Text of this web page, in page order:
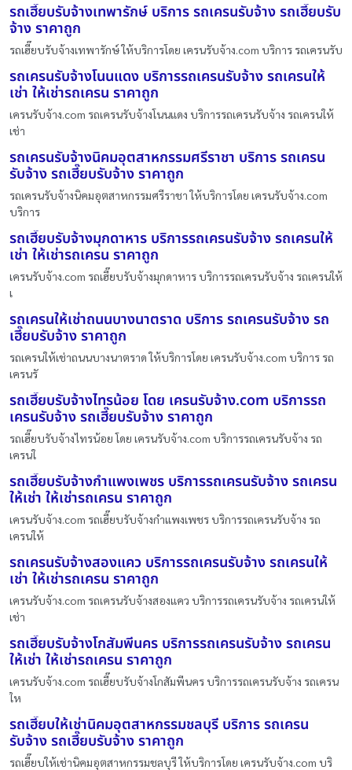
รถเฮี๊ยบรับจ้างเทพารักษ์ บริการ รถเครนรับจ้าง รถเฮี๊ยบรับ
จ้าง ราคาถูก
รถเฮี๊ยบรับจ้างเทพารักษ์ ให้บริการโดย เครนรับจ้าง.com บริการ รถเครนรับ
รถเครนรับจ้างโนนแดง บริการรถเครนรับจ้าง รถเครนให้
เช่า ให้เช่ารถเครน ราคาถูก
เครนรับจ้าง.com รถเครนรับจ้างโนนแดง บริการรถเครนรับจ้าง รถเครนให้
เช่า
รถเครนรับจ้างนิคมอุตสาหกรรมศรีราชา บริการ รถเครน
รับจ้าง รถเฮี๊ยบรับจ้าง ราคาถูก
รถเครนรับจ้างนิคมอุตสาหกรรมศรีราชา ให้บริการโดย เครนรับจ้าง.com
บริการ
รถเฮี๊ยบรับจ้างมุกดาหาร บริการรถเครนรับจ้าง รถเครนให้
เช่า ให้เช่ารถเครน ราคาถูก
เครนรับจ้าง.com รถเฮี๊ยบรับจ้างมุกดาหาร บริการรถเครนรับจ้าง รถเครนให้
เ
รถเครนให้เช่าถนนบางนาตราด บริการ รถเครนรับจ้าง รถ
เฮี๊ยบรับจ้าง ราคาถูก
รถเครนให้เช่าถนนบางนาตราด ให้บริการโดย เครนรับจ้าง.com บริการ รถ
เครนรั
รถเฮี๊ยบรับจ้างไทรน้อย โดย เครนรับจ้าง.com บริการรถ
เครนรับจ้าง รถเฮี๊ยบรับจ้าง ราคาถูก
รถเฮี๊ยบรับจ้างไทรน้อย โดย เครนรับจ้าง.com บริการรถเครนรับจ้าง รถ
เครนใ
รถเฮี๊ยบรับจ้างกำแพงเพชร บริการรถเครนรับจ้าง รถเครน
ให้เช่า ให้เช่ารถเครน ราคาถูก
เครนรับจ้าง.com รถเฮี๊ยบรับจ้างกำแพงเพชร บริการรถเครนรับจ้าง รถ
เครนให้
รถเครนรับจ้างสองแคว บริการรถเครนรับจ้าง รถเครนให้
เช่า ให้เช่ารถเครน ราคาถูก
เครนรับจ้าง.com รถเครนรับจ้างสองแคว บริการรถเครนรับจ้าง รถเครนให้
เช่า
รถเฮี๊ยบรับจ้างโกสัมพีนคร บริการรถเครนรับจ้าง รถเครน
ให้เช่า ให้เช่ารถเครน ราคาถูก
เครนรับจ้าง.com รถเฮี๊ยบรับจ้างโกสัมพีนคร บริการรถเครนรับจ้าง รถเครน
ให
รถเฮี๊ยบให้เช่านิคมอุตสาหกรรมชลบุรี บริการ รถเครน
รับจ้าง รถเฮี๊ยบรับจ้าง ราคาถูก
รถเฮี๊ยบให้เช่านิคมอุตสาหกรรมชลบุรี ให้บริการโดย เครนรับจ้าง.com บริ